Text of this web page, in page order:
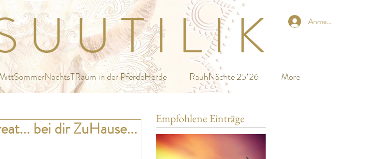
U U T I L I K Anmelden
in der PferdeHerde RauhNächte 25*26 More
bei dir ZuHause... Empfohlene Einträge